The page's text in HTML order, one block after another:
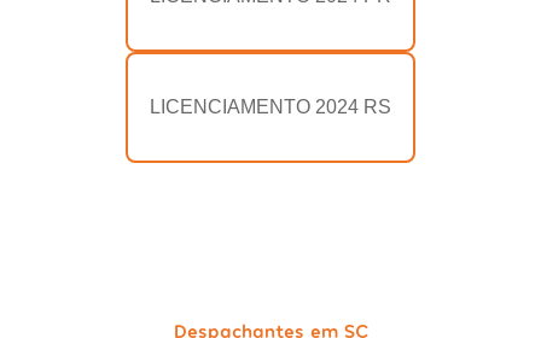
LICENCIAMENTO 2024 RS
Despachantes em SC